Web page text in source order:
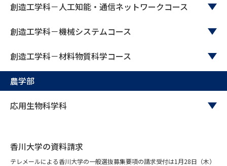
ユーザーサポート
Ｑ＆Ａ よくあるご質問 大学進学IDについて
資料の料金の
お支払いについて
テレメール
創造工学科－人工知能・通信ネットワークコース
創造工学科－機械システムコース
創造工学科－材料物質科学コース
農学部
応用生物科学科
香川大学の資料請求
テレメールによる香川大学の一般選抜募集要項の請求受付は1月28日（木）